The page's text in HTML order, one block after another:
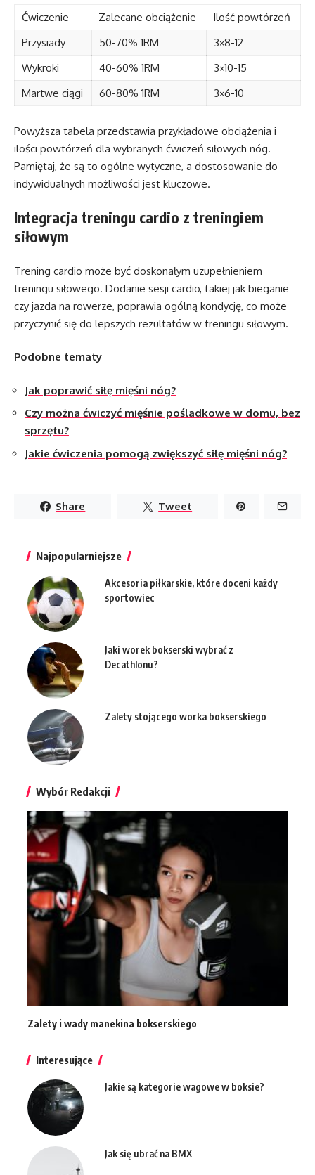
Ćwiczenie Zalecane obciążenie
Ilość powtórzeń
Przysiady
50-70% 1RM
3×8-12
Wykroki
40-60% 1RM
3×10-15
Martwe ciągi
60-80% 1RM 3×6-10
Powyższa tabela przedstawia przykładowe obciążenia i
ilości powtórzeń dla wybranych ćwiczeń siłowych nóg.
Pamiętaj, że są to ogólne wytyczne, a dostosowanie do
indywidualnych możliwości jest kluczowe.
Integracja treningu cardio z treningiem
siłowym
Trening cardio może być doskonałym uzupełnieniem
treningu siłowego. Dodanie sesji cardio, takiej jak bieganie
czy jazda na rowerze, poprawia ogólną kondycję, co może
przyczynić się do lepszych rezultatów w treningu siłowym.
Podobne tematy
Jak poprawić siłę mięśni nóg?
Czy można ćwiczyć mięśnie pośladkowe w domu, bez
sprzętu?
Jakie ćwiczenia pomogą zwiększyć siłę mięśni nóg?
Share Tweet
Najpopularniejsze
Akcesoria piłkarskie, które doceni każdy
sportowiec
Jaki worek bokserski wybrać z
Decathlonu?
Zalety stojącego worka bokserskiego
Wybór Redakcji
Zalety i wady manekina bokserskiego
Interesujące
Jakie są kategorie wagowe w boksie?
Jak się ubrać na BMX